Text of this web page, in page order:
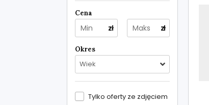
Cena
zł zł
Okres
Wiek
Tylko oferty ze zdjęciem